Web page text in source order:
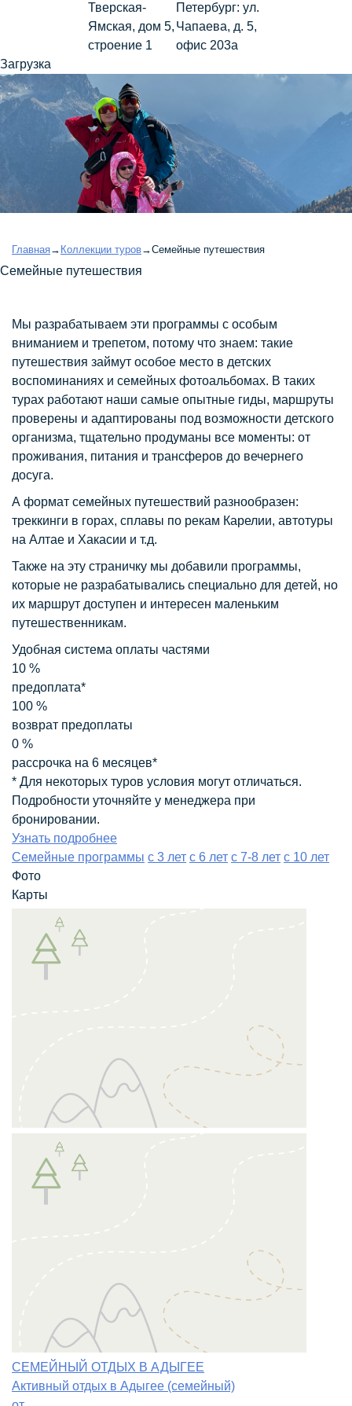
Тверская-
Ямская, дом 5,
строение 1
Петербург: ул.
Чапаева, д. 5,
офис 203а
Загрузка
Главная→ Коллекции туров→Семейные путешествия
Семейные путешествия
Мы разрабатываем эти программы с особым
вниманием и трепетом, потому что знаем: такие
путешествия займут особое место в детских
воспоминаниях и семейных фотоальбомах. В таких
турах работают наши самые опытные гиды, маршруты
проверены и адаптированы под возможности детского
организма, тщательно продуманы все моменты: от
проживания, питания и трансферов до вечернего
досуга.
А формат семейных путешествий разнообразен:
треккинги в горах, сплавы по рекам Карелии, автотуры
на Алтае и Хакасии и т.д.
Также на эту страничку мы добавили программы,
которые не разрабатывались специально для детей, но
их маршрут доступен и интересен маленьким
путешественникам.
Удобная система оплаты частями
10 %
предоплата*
100 %
возврат предоплаты
0 %
рассрочка на 6 месяцев*
* Для некоторых туров условия могут отличаться.
Подробности уточняйте у менеджера при
бронировании.
Узнать подробнее
Семейные программы с 3 лет с 6 лет с 7-8 лет с 10 лет
Фото
Карты
СЕМЕЙНЫЙ ОТДЫХ В АДЫГЕЕ
Активный отдых в Адыгее (семейный)